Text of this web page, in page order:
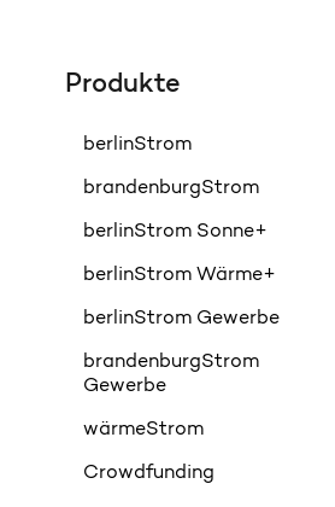
Produkte
berlinStrom
brandenburgStrom
berlinStrom Sonne+
berlinStrom Wärme+
berlinStrom Gewerbe
brandenburgStrom
Gewerbe
wärmeStrom
Crowdfunding